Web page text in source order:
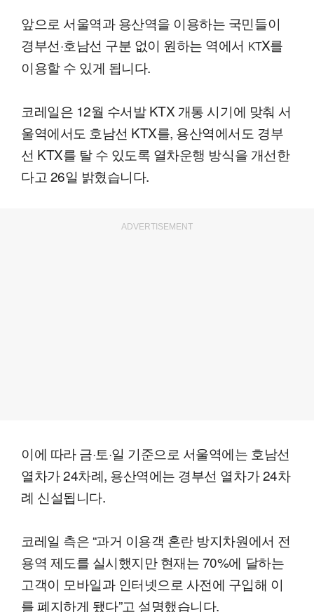
앞으로 서울역과 용산역을 이용하는 국민들이
경부선·호남선 구분 없이 원하는 역에서 KTX를
이용할 수 있게 됩니다.
코레일은 12월 수서발 KTX 개통 시기에 맞춰 서
울역에서도 호남선 KTX를, 용산역에서도 경부
선 KTX를 탈 수 있도록 열차운행 방식을 개선한
다고 26일 밝혔습니다.
ADVERTISEMENT
이에 따라 금·토·일 기준으로 서울역에는 호남선
열차가 24차례, 용산역에는 경부선 열차가 24차
례 신설됩니다.
코레일 측은 “과거 이용객 혼란 방지차원에서 전
용역 제도를 실시했지만 현재는 70%에 달하는
고객이 모바일과 인터넷으로 사전에 구입해 이
를 폐지하게 됐다”고 설명했습니다.